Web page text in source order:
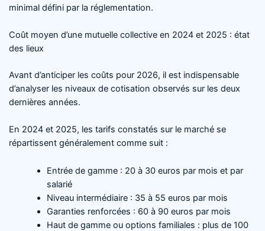
minimal défini par la réglementation.
Coût moyen d’une mutuelle collective en 2024 et 2025 : état
des lieux
Avant d’anticiper les coûts pour 2026, il est indispensable
d’analyser les niveaux de cotisation observés sur les deux
dernières années.
En 2024 et 2025, les tarifs constatés sur le marché se
répartissent généralement comme suit :
Entrée de gamme : 20 à 30 euros par mois et par
salarié
Niveau intermédiaire : 35 à 55 euros par mois
Garanties renforcées : 60 à 90 euros par mois
Haut de gamme ou options familiales : plus de 100